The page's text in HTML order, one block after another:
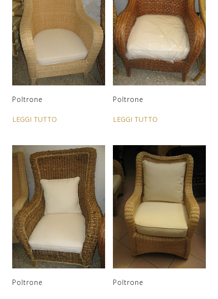
Poltrone
LEGGI TUTTO
Poltrone
LEGGI TUTTO
Poltrone Poltrone